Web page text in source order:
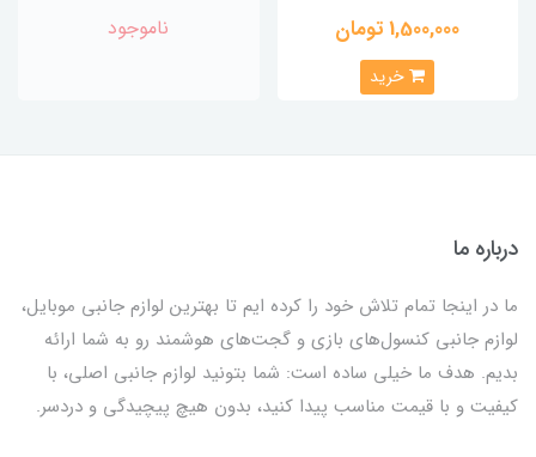
1,500,000 تومان
خرید
ناموجود
درباره ما
ما در اینجا تمام تلاش خود را کرده ایم تا بهترین لوازم جانبی موبایل،
لوازم جانبی کنسول‌های بازی و گجت‌های هوشمند رو به شما ارائه
بدیم. هدف ما خیلی ساده است: شما بتونید لوازم جانبی اصلی، با
کیفیت و با قیمت مناسب پیدا کنید، بدون هیچ پیچیدگی و دردسر.